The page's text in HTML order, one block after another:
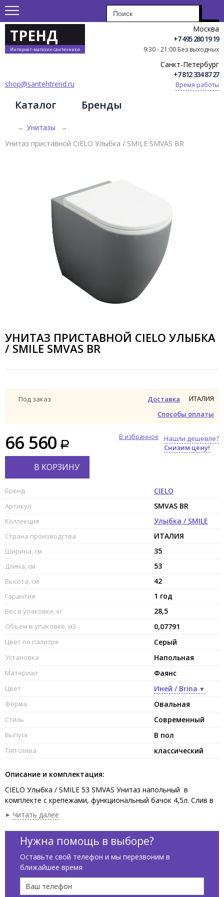
ТРЕНД
Интернет-магазин сантехники
Москва
+7 495 280 19 19
9:30 - 21:00 Без выходных
Санкт-Петербург
+7 812 334 87 27
Время работы
shop@santehtrend.ru
Каталог Бренды
→ Унитазы
→
Унитаз приставной CIELO Улыбка / SMILE SMVAS BR
УНИТАЗ ПРИСТАВНОЙ CIELO УЛЫБКА
/ SMILE SMVAS BR
Под заказ
Доставка
Способы оплаты
ИТАЛИЯ
66 560
Нашли дешевле?
Снизим цену!
В избранное
В КОРЗИНУ
Бренд CIELO
Артикул SMVAS BR
Коллекция Улыбка / SMILE
Страна производства ИТАЛИЯ
Ширина, см 35
Длина, см 53
Высота, см 42
Гарантия 1 год
Вес в упаковке, кг 28,5
Объем в упаковке, м3 0,07791
Цвет по палитре Серый
Установка Напольная
Материал Фаянс
Цвет Иней / Brina
Форма Овальная
Стиль Современный
Выпуск В пол
Тип слива классический
Описание и комплектация:
CIELO Улыбка / SMILE 53 SMVAS Унитаз напольный в
комплекте с крепежами, функциональный бачок 4,5л. Слив в
стену при помощи технического колена трансформируется
на слив в пол. Размеры 34x53x42h, цвет Brina. Крышка
сиденье покупается отдельно. Представленная модель
унитаза существует в различных цветовых решениях
Читать далее
Нужна помощь в выборе?
Оставьте свой телефон и мы перезвоним в
ближайшее время